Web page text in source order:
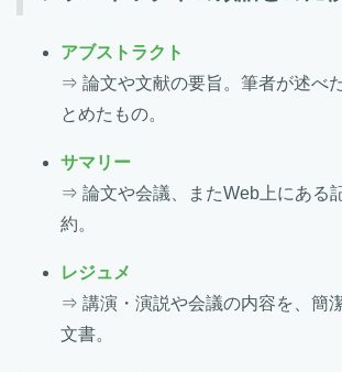
アブストラクト
⇒ 論文や文献の要旨。筆者が述べ
とめたもの。
サマリー
⇒ 論文や会議、またWeb上にある
約。
レジュメ
⇒ 講演・演説や会議の内容を、簡
文書。